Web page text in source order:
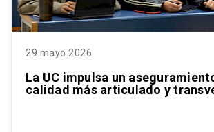
29 mayo 2026
La UC impulsa un
calidad más articulado y